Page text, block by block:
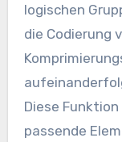
logischen
die Codierung
Diese
passende